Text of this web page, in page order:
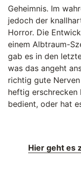
Geheimnis. Im
jedoch der
Horror. Die
einem Albtraum-
gab es in den
was das angeht
richtig gute
heftig
bedient, oder hat
Hier geht es